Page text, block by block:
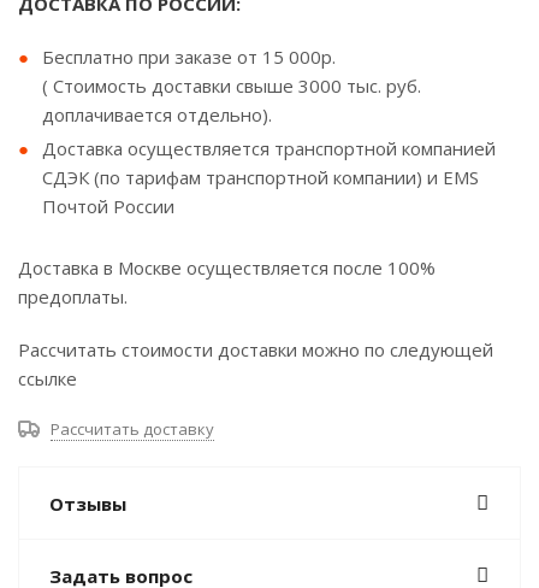
Бесплатно при заказе от 15 000р.
( Стоимость доставки свыше 3000 тыс. руб.
доплачивается отдельно).
Доставка осуществляется транспортной компанией
СДЭК (по тарифам транспортной компании) и EMS
Почтой России
Доставка в Москве осуществляется после 100%
предоплаты.
Рассчитать стоимости доставки можно по следующей
ссылке
Рассчитать доставку
Отзывы
Задать вопрос